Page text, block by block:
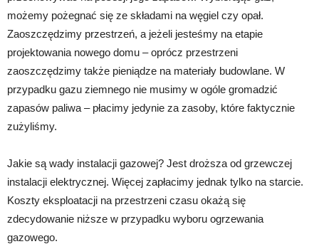
możemy pożegnać się ze składami na węgiel czy opał.
Zaoszczędzimy przestrzeń, a jeżeli jesteśmy na etapie
projektowania nowego domu – oprócz przestrzeni
zaoszczędzimy także pieniądze na materiały budowlane. W
przypadku gazu ziemnego nie musimy w ogóle gromadzić
zapasów paliwa – płacimy jedynie za zasoby, które faktycznie
zużyliśmy.
Jakie są wady instalacji gazowej? Jest droższa od grzewczej
instalacji elektrycznej. Więcej zapłacimy jednak tylko na starcie.
Koszty eksploatacji na przestrzeni czasu okażą się
zdecydowanie niższe w przypadku wyboru ogrzewania
gazowego.